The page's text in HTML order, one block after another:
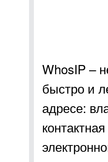
WhosIP –
быстро и
адресе: